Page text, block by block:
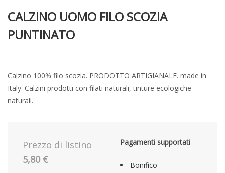
CALZINO UOMO FILO SCOZIA
PUNTINATO
Calzino 100% filo scozia. PRODOTTO ARTIGIANALE. made in
Italy. Calzini prodotti con filati naturali, tinture ecologiche
naturali.
Prezzo di listino
5,80 €
Pagamenti supportati
Bonifico